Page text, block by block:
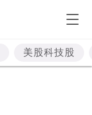
美股科技股